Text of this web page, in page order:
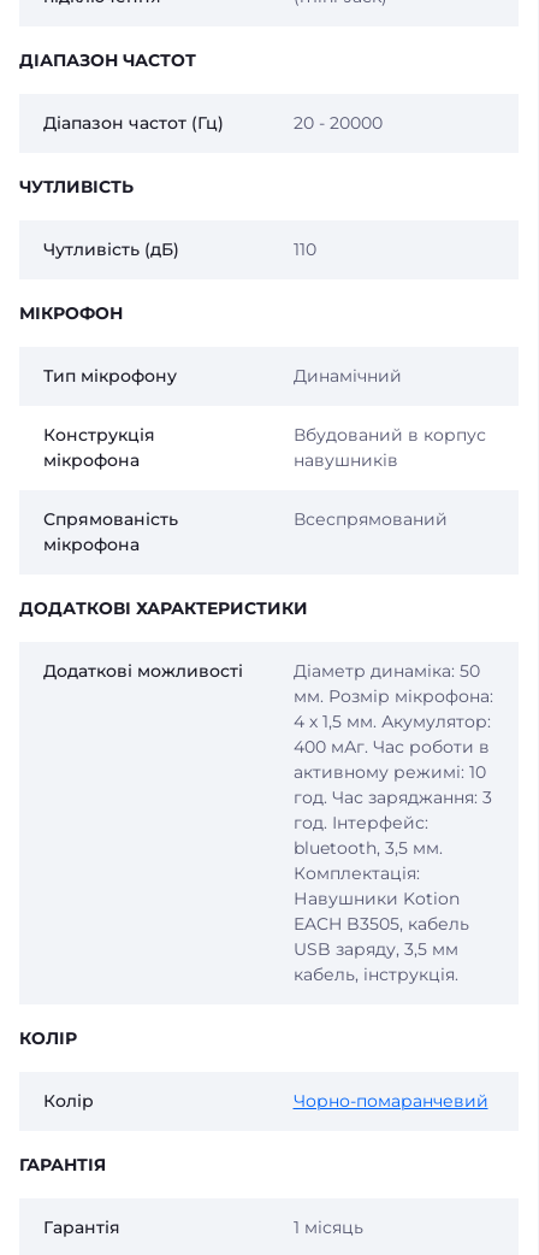
ДІАПАЗОН ЧАСТОТ
Діапазон частот (Гц) 20 - 20000
ЧУТЛИВІСТЬ
Чутливість (дБ) 110
МІКРОФОН
Тип мікрофону Динамічний
Конструкція
мікрофона
Вбудований в корпус
навушників
Спрямованість
мікрофона
Всеспрямований
ДОДАТКОВІ ХАРАКТЕРИСТИКИ
Додаткові можливості
Діаметр динаміка: 50
мм. Розмір мікрофона:
4 х 1,5 мм. Акумулятор:
400 мАг. Час роботи в
активному режимі: 10
год. Час заряджання: 3
год. Інтерфейс:
bluetooth, 3,5 мм.
Комплектація:
Навушники Kotion
EACH B3505, кабель
USB заряду, 3,5 мм
кабель, інструкція.
КОЛІР
Колір Чорно-помаранчевий
ГАРАНТІЯ
Гарантія 1 місяць